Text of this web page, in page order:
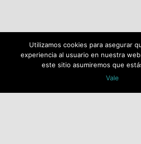
Buscar:
Utilizamos cookies para asegurar
experiencia al usuario en nuestra
este sitio asumiremos que
Vale